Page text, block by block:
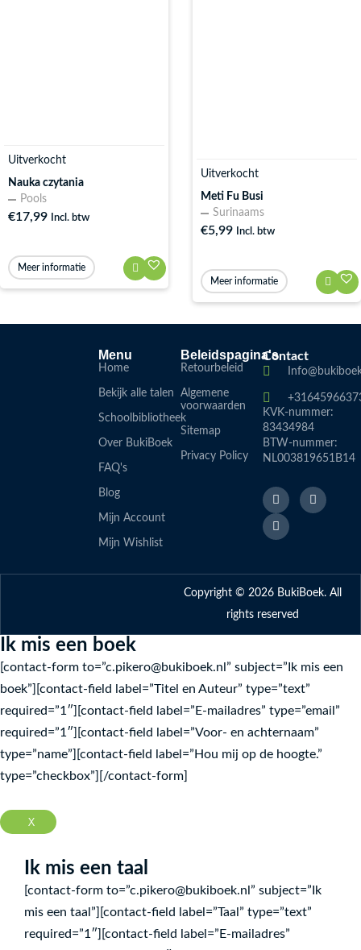
Uitverkocht
Nauka czytania
Pools
€17,99 Incl. btw
Meer informatie
Uitverkocht
Meti Fu Busi
Surinaams
€5,99 Incl. btw
Meer informatie
Menu
Home
Bekijk alle talen
Schoolbibliotheek
Over BukiBoek
FAQ's
Blog
Mijn Account
Mijn Wishlist
Beleidspagina's
Retourbeleid
Algemene
voorwaarden
Sitemap
Privacy Policy
Contact
KVK-nummer:
83434984
BTW-nummer:
NL003819651B14
F
a
c
e
b
k
-
f
n
s
a
m
L
i
n
k
e
n
Copyright © 2026 BukiBoek. All
rights reserved
Ik mis een boek
[contact-form to=”c.pikero@bukiboek.nl” subject=”Ik mis een
boek”][contact-field label=”Titel en Auteur” type=”text”
required=”1″][contact-field label=”E-mailadres” type=”email”
required=”1″][contact-field label=”Voor- en achternaam”
type=”name”][contact-field label=”Hou mij op de hoogte.”
type=”checkbox”][/contact-form]
X
Ik mis een taal
[contact-form to=”c.pikero@bukiboek.nl” subject=”Ik
mis een taal”][contact-field label=”Taal” type=”text”
required=”1″][contact-field label=”E-mailadres”